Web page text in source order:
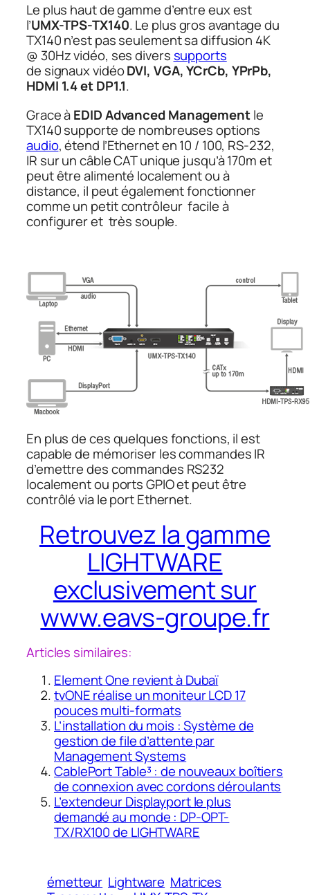
Le plus haut de gamme d’entre eux est
l’UMX-TPS-TX140. Le plus gros avantage du
TX140 n’est pas seulement sa diffusion 4K
@ 30Hzvidéo, ses diverssupports
de signaux vidéoDVI, VGA, YCrCb, YPrPb,
HDMI 1.4 et DP1.1.
Grace àEDID Advanced Managementle
TX140 supporte de nombreuses options
audio, étend l’Ethernet en 10 / 100, RS-232,
IR sur un câble CAT unique jusqu’à 170m et
peut être alimenté localement ou à
distance, il peut également fonctionner
comme un petit contrôleur facile à
configurer et très souple.
En plus de ces quelques fonctions, il est
capable de mémoriser les commandes IR
d’emettre des commandes RS232
localement ou ports GPIO et peut être
contrôlé via le port Ethernet.
Retrouvez la gamme
LIGHTWARE
exclusivement sur
www.eavs-groupe.fr
Articles similaires:
Element One revient à Dubaï
tvONE réalise un moniteur LCD 17
pouces multi-formats
L’installation du mois : Système de
gestion de file d’attente par
Management Systems
CablePort Table³ : de nouveaux boîtiers
de connexion avec cordons déroulants
L’extendeur Displayport le plus
demandé au monde : DP-OPT-
TX/RX100 de LIGHTWARE
émetteur Lightware Matrices